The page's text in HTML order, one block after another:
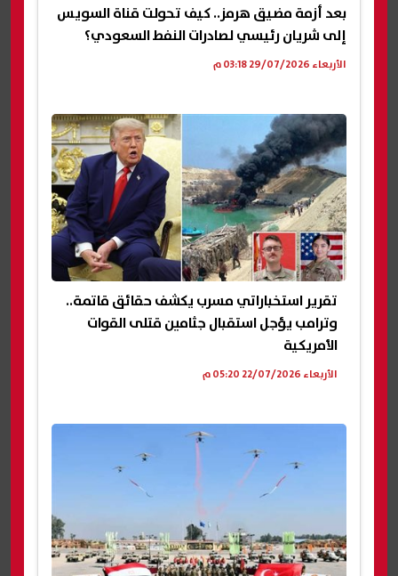
بعد أزمة مضيق هرمز.. كيف تحولت قناة السويس
إلى شريان رئيسي لصادرات النفط السعودي؟
الأربعاء 29/07/2026 03:18 م
تقرير استخباراتي مسرب يكشف حقائق قاتمة..
وترامب يؤجل استقبال جثامين قتلى القوات
الأمريكية
الأربعاء 22/07/2026 05:20 م